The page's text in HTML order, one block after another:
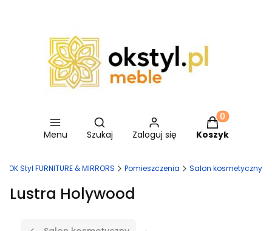
Menu
Otwórz wyszukiwarkę
Szukaj Zaloguj się
Produkty w
Koszyk
OK Styl FURNITURE & MIRRORS Pomieszczenia Salon kosmetyczny
Lustra Holywood